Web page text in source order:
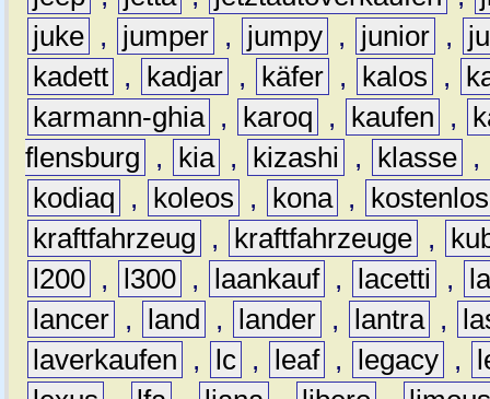
juke , jumper , jumpy , junior ,
kadett , kadjar , käfer , kalos ,
karmann-ghia , karoq , kaufen ,
flensburg
, kia , kizashi , klasse ,
kodiaq
, koleos , kona ,
kostenlos
kraftfahrzeug
, kraftfahrzeuge ,
l200 , l300 , laankauf , lacetti ,
lancer , land , lander , lantra ,
laverkaufen
, lc , leaf , legacy ,